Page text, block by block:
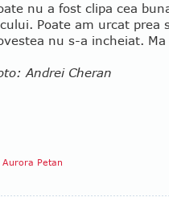
nu a fost clipa cea
Poate am urcat prea
nu s-a incheiat.
Andrei Cheran
Aurora Petan